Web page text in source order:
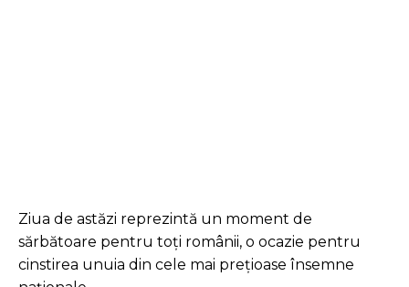
Ziua de astăzi reprezintă un moment de
sărbătoare pentru toţi românii, o ocazie pentru
cinstirea unuia din cele mai preţioase însemne